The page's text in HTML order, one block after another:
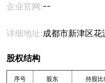
企业官网:--
详细地址: 成都市新津区
股权结构
序号 股东 持股比